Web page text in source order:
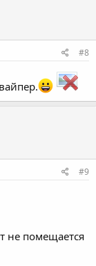
#8
#9
не помещается